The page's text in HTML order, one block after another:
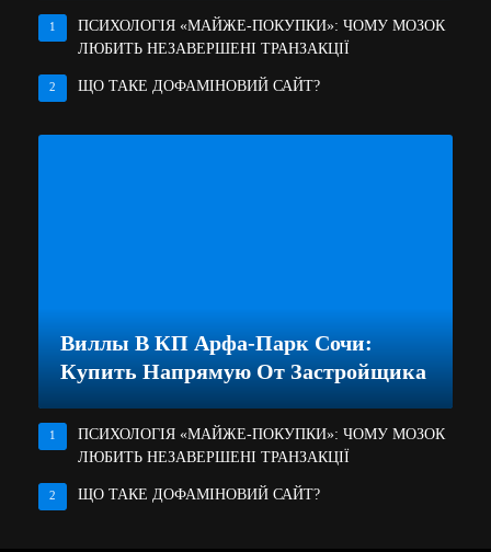
1
ПСИХОЛОГІЯ «МАЙЖЕ-ПОКУПКИ»: ЧОМУ МОЗОК
ЛЮБИТЬ НЕЗАВЕРШЕНІ ТРАНЗАКЦІЇ
2 ЩО ТАКЕ ДОФАМІНОВИЙ САЙТ?
Виллы В КП Арфа-Парк Сочи:
Купить Напрямую От Застройщика
1
ПСИХОЛОГІЯ «МАЙЖЕ-ПОКУПКИ»: ЧОМУ МОЗОК
ЛЮБИТЬ НЕЗАВЕРШЕНІ ТРАНЗАКЦІЇ
2 ЩО ТАКЕ ДОФАМІНОВИЙ САЙТ?